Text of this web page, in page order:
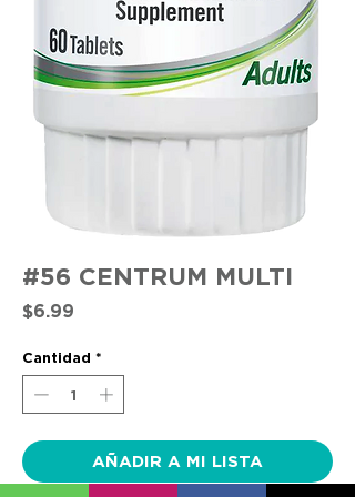
#56 CENTRUM MULTI
$6.99
Cantidad *
AÑADIR A MI LISTA